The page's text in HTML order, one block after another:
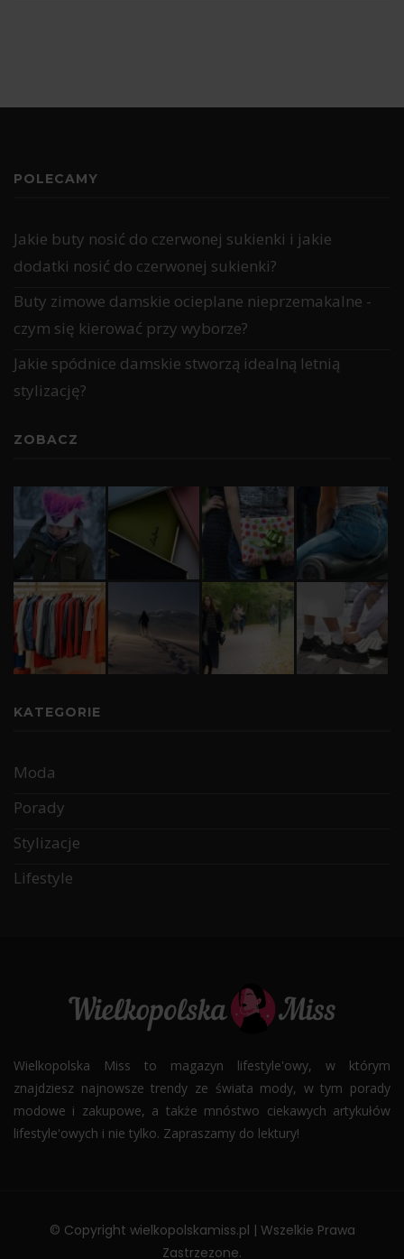
POLECAMY
Jakie buty nosić do czerwonej sukienki i jakie
dodatki nosić do czerwonej sukienki?
Buty zimowe damskie ocieplane nieprzemakalne -
czym się kierować przy wyborze?
Jakie spódnice damskie stworzą idealną letnią
stylizację?
ZOBACZ
KATEGORIE
Moda
Porady
Stylizacje
Lifestyle
Wielkopolska Miss to magazyn lifestyle'owy, w którym
znajdziesz najnowsze trendy ze świata mody, w tym porady
modowe i zakupowe, a także mnóstwo ciekawych artykułów
lifestyle'owych i nie tylko. Zapraszamy do lektury!
© Copyright wielkopolskamiss.pl | Wszelkie Prawa
Zastrzezone.